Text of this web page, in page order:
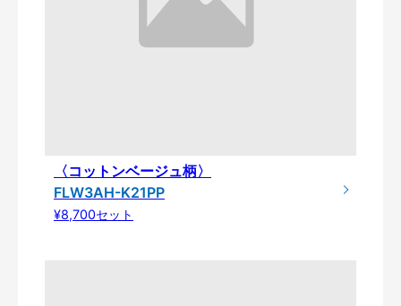
〈コットンベージュ柄〉
FLW3AH-K21PP
¥8,700セット